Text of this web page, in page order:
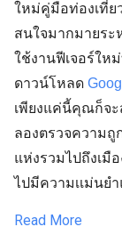
ใหม่คู่มือท่องเที่
สนใจมากมายระ
ใช้งานฟีเจอร์ให
ดาวน์โหลด
เพียงแค่นี้คุณก็จะ
ลองตรวจความถู
แห่งรวมไปถึงเมื
ไปมีความเเม่นย
Read More